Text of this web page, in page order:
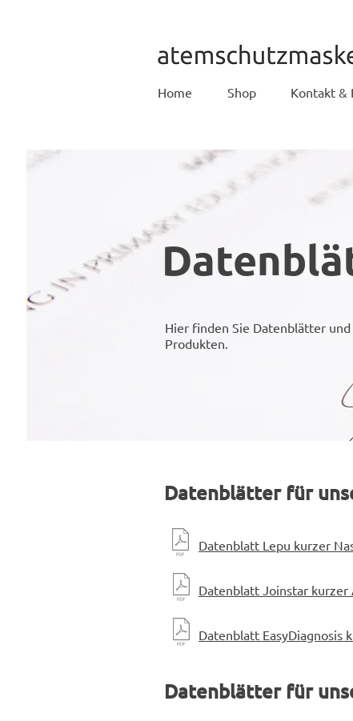
Home Shop Kontakt &
Hier finden Sie Datenblätter
Produkten.
Datenblätter für
Datenblatt Lepu kurzer
Datenblatt Joinstar
Datenblatt EasyDiagnosis
Datenblätter für